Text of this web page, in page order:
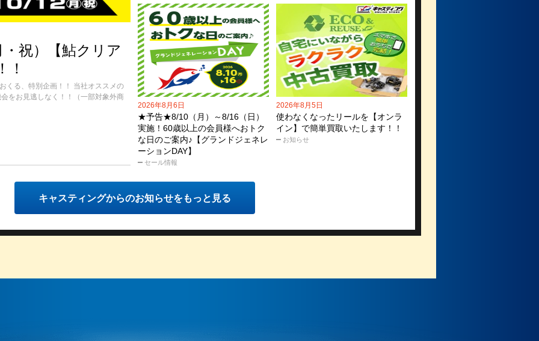
祝）【鮎クリア
！
くる、特別企画！！ 当社オススメの
をお見逃しなく！！（一部対象外商
2026年8月6日
セール情報
★予告★8/10（月）～8/16（日）
実施！60歳以上の会員様へおトク
な日のご案内♪【グランドジェネレ
ーションDAY】
2026年8月5日
お知らせ
使わなくなったリールを【オンラ
イン】で簡単買取いたします！！
キャスティングからのお知らせをもっと見る